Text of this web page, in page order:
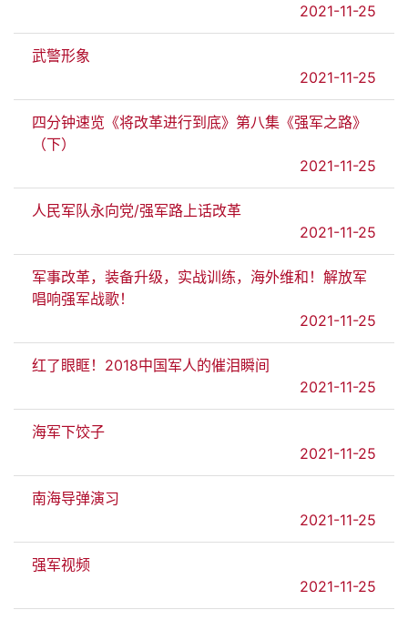
2021-11-25
武警形象
2021-11-25
四分钟速览《将改革进行到底》第八集《强军之路》
（下）
2021-11-25
人民军队永向党/强军路上话改革
2021-11-25
军事改革，装备升级，实战训练，海外维和！解放军
唱响强军战歌！
2021-11-25
红了眼眶！2018中国军人的催泪瞬间
2021-11-25
海军下饺子
2021-11-25
南海导弹演习
2021-11-25
强军视频
2021-11-25